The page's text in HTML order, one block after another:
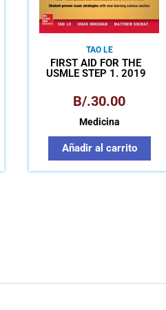
TAO LE
FIRST AID FOR THE
USMLE STEP 1. 2019
B/.30.00
Medicina
Añadir al carrito